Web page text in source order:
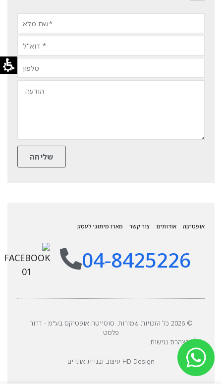
אופטיקה אודותינו צור קשר מארז מיתוגי לעסק
04-8425226
© 2026 כל הזכויות שמורות. סוסייטה אופטיקס בע"מ - דרור
פלסט
הצהרת נגישות
HD Design עיצוב ובניית אתרים